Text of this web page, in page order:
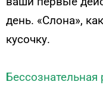
день. «Слона»,
кусочку.